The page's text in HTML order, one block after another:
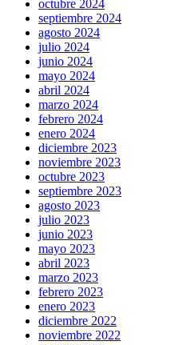
octubre 2024
septiembre 2024
agosto 2024
julio 2024
junio 2024
mayo 2024
abril 2024
marzo 2024
febrero 2024
enero 2024
diciembre 2023
noviembre 2023
octubre 2023
septiembre 2023
agosto 2023
julio 2023
junio 2023
mayo 2023
abril 2023
marzo 2023
febrero 2023
enero 2023
diciembre 2022
noviembre 2022